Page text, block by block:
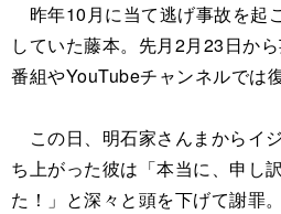
昨年10月に当て逃げ事故を起
していた藤本。先月2月23日か
番組やYouTubeチャンネルでは
この日、明石家さんまからイ
ち上がった彼は「本当に、申し
た！」と深々と頭を下げて謝罪